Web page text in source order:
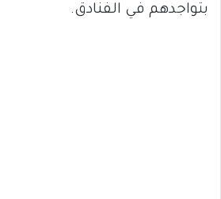
بتواجدهم في الفنادق.